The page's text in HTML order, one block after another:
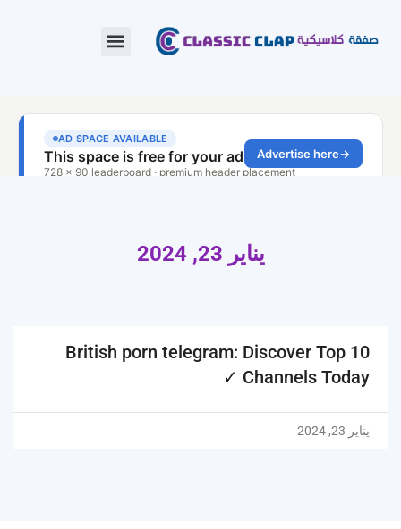
يناير 23, 2024
British porn telegram: Discover Top 10
Channels Today ✓
يناير 23, 2024